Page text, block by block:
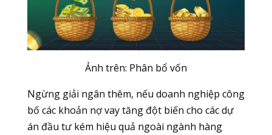
Ảnh trên: Phân bổ vốn
Ngừng giải ngân thêm, nếu doanh nghiệp công
bố các khoản nợ vay tăng đột biến cho các dự
án đầu tư kém hiệu quả ngoài ngành hàng